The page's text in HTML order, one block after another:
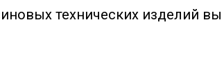
технических изделий